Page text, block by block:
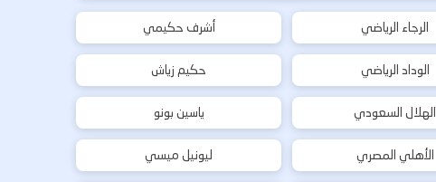
الرجاء الرياضي
الوداد الرياضي
الهلال السعودي
الأهلي المصري
أشرف حكيمي
حكيم زياش
ياسين بونو
ليونيل ميسي